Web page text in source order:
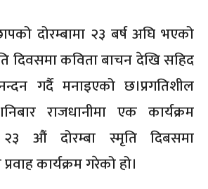
दोरम्बामा २३ बर्ष अघि भएको
दिवसमा कविता बाचन देखि सहिद
गर्दै मनाइएको छ।प्रगतिशील
राजधानीमा एक कार्यक्रम
औं दोरम्बा स्मृति दिबसमा
कार्यक्रम गरेको हो।